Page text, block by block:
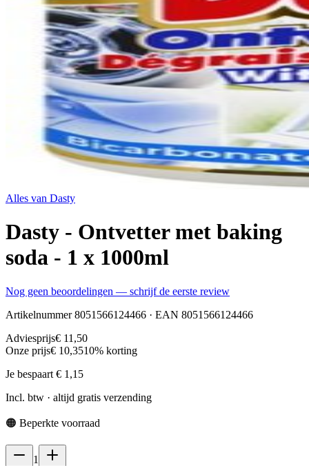
Alles van Dasty
Dasty - Ontvetter met baking
soda - 1 x 1000ml
Nog geen beoordelingen — schrijf de eerste review
Artikelnummer8051566124466 · EAN 8051566124466
Adviesprijs€ 11,50
Onze prijs€ 10,3510% korting
Je bespaart € 1,15
Incl. btw · altijd gratis verzending
🟠 Beperkte voorraad
1